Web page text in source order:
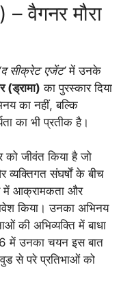
– वैगनर मौरा
‘द सीक्रेट एजेंट’में उनके
(ड्रामा) का पुरस्कार दिया
का नहीं, बल्कि
का भी प्रतीक है।
को जीवंत किया है जो
व्यक्तिगत संघर्षों के बीच
में आक्रामकता और
किया। उनका अभिनय
की अभिव्यक्ति में बाधा
में उनका चयन इस बात
से परे प्रतिभाओं को